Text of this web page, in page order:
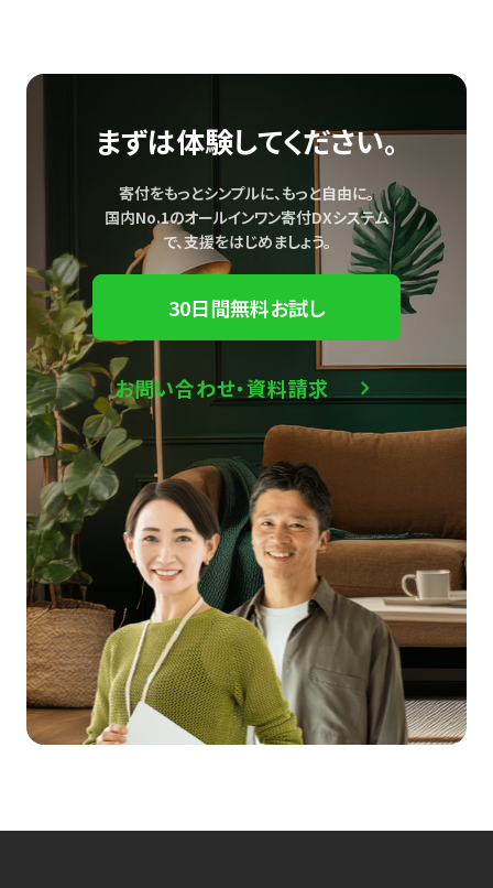
まずは体験してください。
寄付をもっとシンプルに、もっと自由に。
国内No.1のオールインワン寄付DXシステム
で、支援をはじめましょう。
30日間無料お試し
お問い合わせ・資料請求